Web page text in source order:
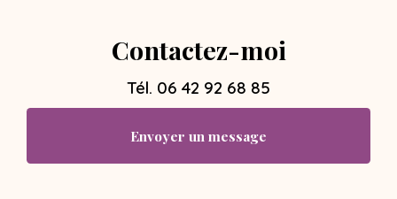
Contactez-moi
Tél. 06 42 92 68 85
Envoyer un message